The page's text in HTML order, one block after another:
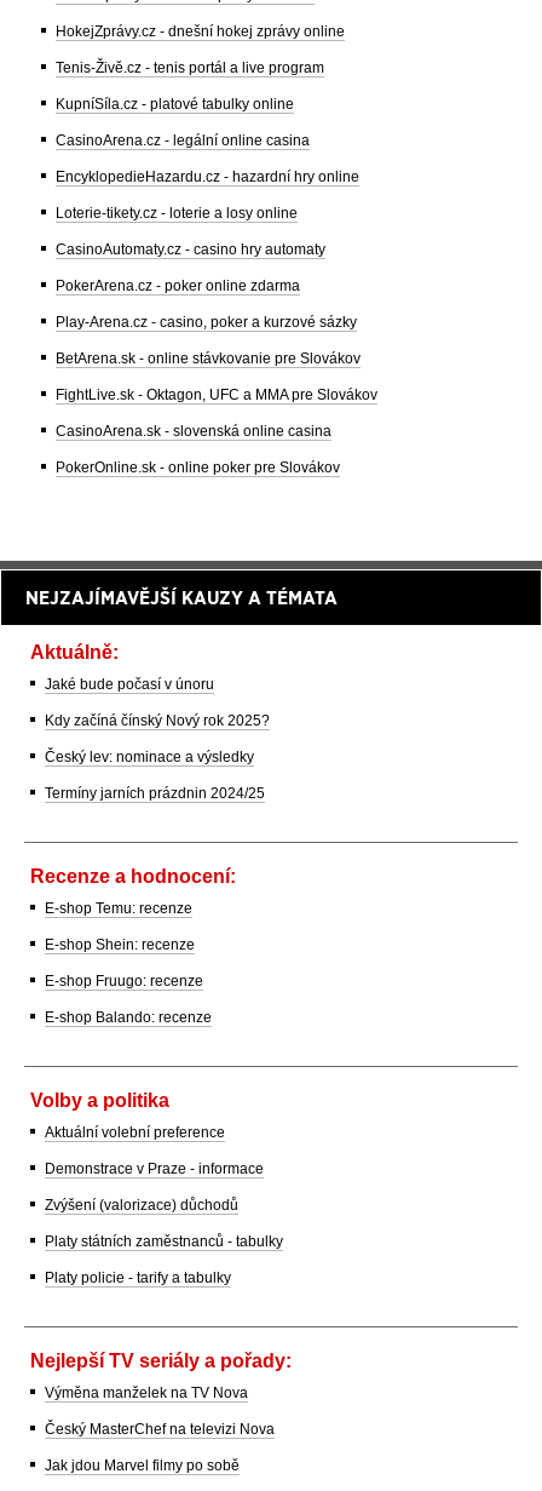
HokejZprávy.cz - dnešní hokej zprávy online
Tenis-Živě.cz - tenis portál a live program
KupníSíla.cz - platové tabulky online
CasinoArena.cz - legální online casina
EncyklopedieHazardu.cz - hazardní hry online
Loterie-tikety.cz - loterie a losy online
CasinoAutomaty.cz - casino hry automaty
PokerArena.cz - poker online zdarma
Play-Arena.cz - casino, poker a kurzové sázky
BetArena.sk - online stávkovanie pre Slovákov
FightLive.sk - Oktagon, UFC a MMA pre Slovákov
CasinoArena.sk - slovenská online casina
PokerOnline.sk - online poker pre Slovákov
NEJZAJÍMAVĚJŠÍ KAUZY A TÉMATA
Aktuálně:
Jaké bude počasí v únoru
Kdy začíná čínský Nový rok 2025?
Český lev: nominace a výsledky
Termíny jarních prázdnin 2024/25
Recenze a hodnocení:
E-shop Temu: recenze
E-shop Shein: recenze
E-shop Fruugo: recenze
E-shop Balando: recenze
Volby a politika
Aktuální volební preference
Demonstrace v Praze - informace
Zvýšení (valorizace) důchodů
Platy státních zaměstnanců - tabulky
Platy policie - tarify a tabulky
Nejlepší TV seriály a pořady:
Výměna manželek na TV Nova
Český MasterChef na televizi Nova
Jak jdou Marvel filmy po sobě